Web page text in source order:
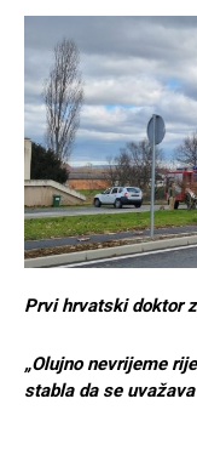
Prvi hrvatski doktor
„Olujno nevrijeme
stabla da se